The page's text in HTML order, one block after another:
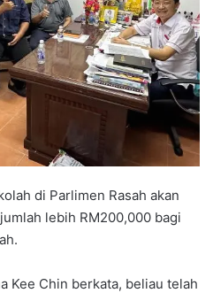
di Parlimen Rasah akan
lebih RM200,000 bagi
Kee Chin berkata, beliau telah